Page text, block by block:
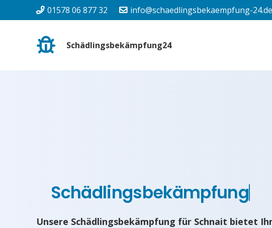
01578 06 877 32 info@schaedlingsbekaempfung-24.de
Schädlingsbekämpfung24
Schädlingsbekämpfung
Unsere Schädlingsbekämpfung für Schnait bietet